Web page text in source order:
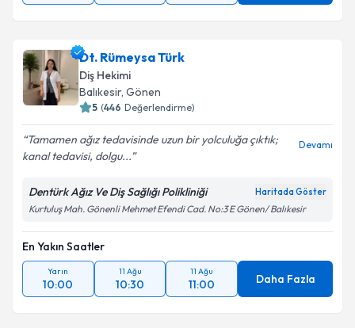
Dt. Rümeysa Türk
Diş Hekimi
Balıkesir, Gönen
5 (446 Değerlendirme)
Tamamen ağız tedavisinde uzun bir yolculuğa çıktık;
kanal tedavisi, dolgu...
Devamı
Dentürk Ağız Ve Diş Sağlığı Polikliniği Haritada Göster
Kurtuluş Mah. Gönenli Mehmet Efendi Cad. No:3 E Gönen/ Balıkesir
En Yakın Saatler
Yarın
10:00
11 Ağu
10:30
11 Ağu
11:00 Daha Fazla